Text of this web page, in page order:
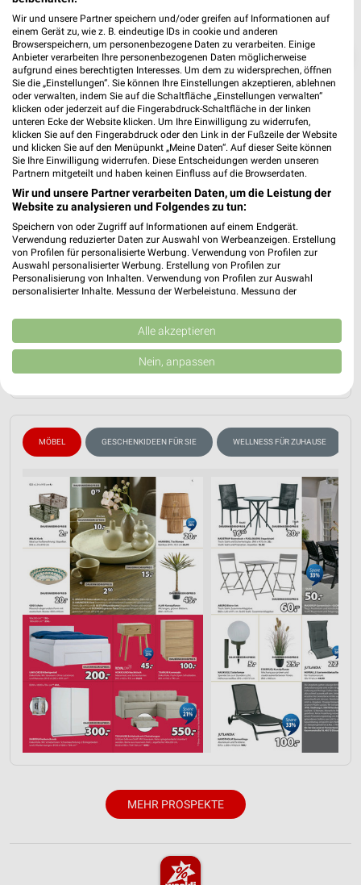
JYSK Prospekt für Stuttgart ab So. den
12.07.
Spare bis zu 70%
Gültig von 12. Jul. bis 15. Aug.
Kalendereintrag erstellen
PROSPEKT BLÄTTERN
MÖBEL GESCHENKIDEEN FÜR SIE WELLNESS FÜR ZUHAUSE
MEHR PROSPEKTE
Wir und unsere Partner speichern und/oder greifen auf Informationen auf
einem Gerät zu, wie z. B. eindeutige IDs in cookie und anderen
Browserspeichern, um personenbezogene Daten zu verarbeiten. Einige
Anbieter verarbeiten Ihre personenbezogenen Daten möglicherweise
aufgrund eines berechtigten Interesses. Um dem zu widersprechen, öffnen
Sie die „Einstellungen“. Sie können Ihre Einstellungen akzeptieren, ablehnen
oder verwalten, indem Sie auf die Schaltfläche „Einstellungen verwalten“
klicken oder jederzeit auf die Fingerabdruck-Schaltfläche in der linken
unteren Ecke der Website klicken. Um Ihre Einwilligung zu widerrufen,
klicken Sie auf den Fingerabdruck oder den Link in der Fußzeile der Website
und klicken Sie auf den Menüpunkt „Meine Daten“. Auf dieser Seite können
Sie Ihre Einwilligung widerrufen. Diese Entscheidungen werden unseren
Partnern mitgeteilt und haben keinen Einfluss auf die Browserdaten.
Wir und unsere Partner verarbeiten Daten, um die Leistung der
Website zu analysieren und Folgendes zu tun:
Speichern von oder Zugriff auf Informationen auf einem Endgerät.
Verwendung reduzierter Daten zur Auswahl von Werbeanzeigen. Erstellung
von Profilen für personalisierte Werbung. Verwendung von Profilen zur
Auswahl personalisierter Werbung. Erstellung von Profilen zur
Personalisierung von Inhalten. Verwendung von Profilen zur Auswahl
personalisierter Inhalte. Messung der Werbeleistung. Messung der
Kombinationen von Daten aus verschiedenen Quellen. Entwicklung und
Verbesserung der Angebote. Verwendung reduzierter Daten zur Auswahl
von Inhalten.
Daten können außerhalb der Europäischen Union weitergegeben und in die
Website/App.
Wir nutzen Ihre Daten für folgende Zwecke:
IAB-Verarbeitungszwecke:
Speichern von oder Zugriff auf Informationen
auf einem Endgerät
Verwendung reduzierter Daten zur Auswahl von
Werbeanzeigen
Erstellung von Profilen für personalisierte
Werbung
Verwendung von Profilen zur Auswahl
personalisierter Werbung
Erstellung von Profilen zur Personalisierung
von Inhalten
Verwendung von Profilen zur Auswahl
personalisierter Inhalte
Messung der Performance von Inhalten
Alle akzeptieren
Nein, anpassen